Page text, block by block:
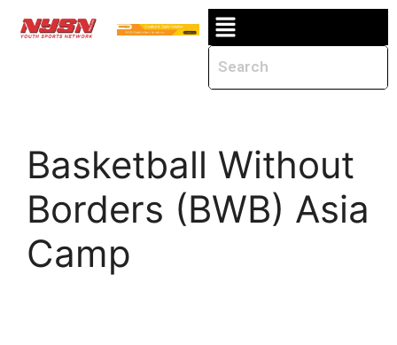
Basketball Without
Borders (BWB) Asia
Camp